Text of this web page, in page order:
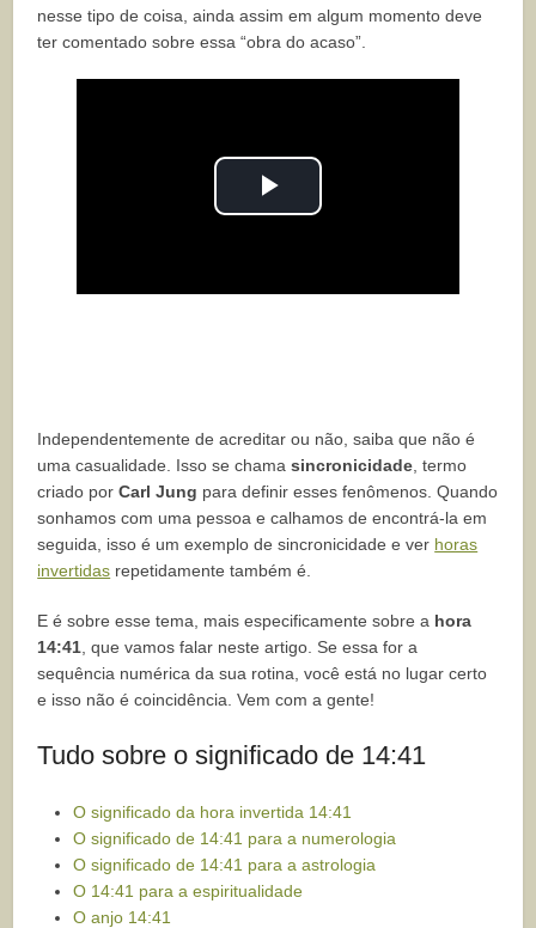
nesse tipo de coisa, ainda assim em algum momento deve
ter comentado sobre essa “obra do acaso”.
Play
Independentemente de acreditar ou não, saiba que não é
uma casualidade. Isso se chamasincronicidade , termo
criado porCarl Jung para definir esses fenômenos. Quando
sonhamos com uma pessoa e calhamos de encontrá-la em
seguida, isso é um exemplo de sincronicidade e ver horas
invertidas repetidamente também é.
E é sobre esse tema, mais especificamente sobre a hora
14:41 , que vamos falar neste artigo. Se essa for a
sequência numérica da sua rotina, você está no lugar certo
e isso não é coincidência. Vem com a gente!
Tudo sobre o significado de 14:41
O significado da hora invertida 14:41
O significado de 14:41 para a numerologia
O significado de 14:41 para a astrologia
O 14:41 para a espiritualidade
O anjo 14:41